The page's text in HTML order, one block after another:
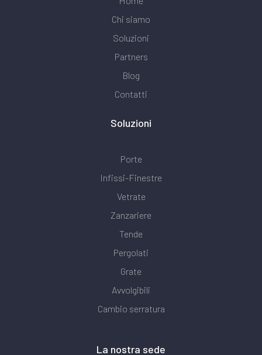
Chi siamo
Soluzioni
Partners
Blog
Contatti
Soluzioni
Porte
Infissi-Finestre
Vetrate
Zanzariere
Tende
Pergolati
Grate
Avvolgibili
Cambio serratura
La nostra sede